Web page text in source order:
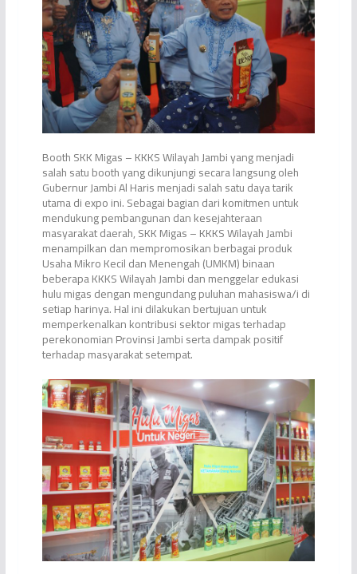
Booth SKK Migas – KKKS Wilayah Jambi yang menjadi
salah satu booth yang dikunjungi secara langsung oleh
Gubernur Jambi Al Haris menjadi salah satu daya tarik
utama di expo ini. Sebagai bagian dari komitmen untuk
mendukung pembangunan dan kesejahteraan
masyarakat daerah, SKK Migas – KKKS Wilayah Jambi
menampilkan dan mempromosikan berbagai produk
Usaha Mikro Kecil dan Menengah (UMKM) binaan
beberapa KKKS Wilayah Jambi dan menggelar edukasi
hulu migas dengan mengundang puluhan mahasiswa/i di
setiap harinya. Hal ini dilakukan bertujuan untuk
memperkenalkan kontribusi sektor migas terhadap
perekonomian Provinsi Jambi serta dampak positif
terhadap masyarakat setempat.